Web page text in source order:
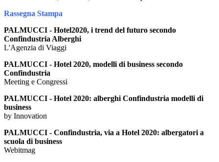
Rassegna Stampa
PALMUCCI - Hotel2020, i trend del futuro secondo
Confindustria Alberghi
L'Agenzia di Viaggi
PALMUCCI - Hotel 2020, modelli di business secondo
Confindustria
Meeting e Congressi
PALMUCCI - Hotel 2020: alberghi Confindustria modelli di
business
by Innovation
PALMUCCI - Confindustria, via a Hotel 2020: albergatori a
scuola di business
Webitmag